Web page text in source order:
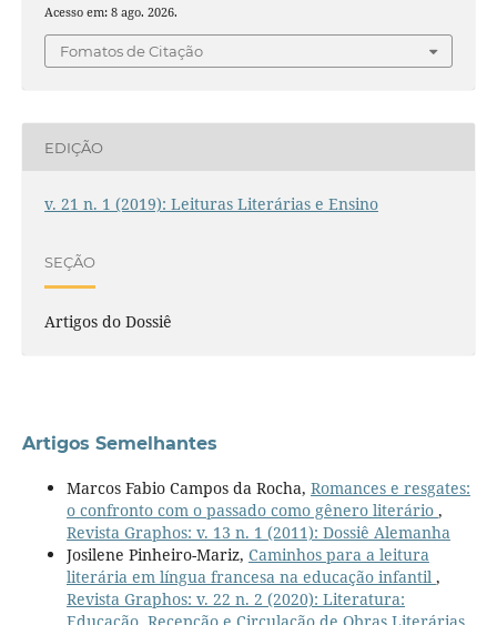
Acesso em: 8 ago. 2026.
Fomatos de Citação
EDIÇÃO
v. 21 n. 1 (2019): Leituras Literárias e Ensino
SEÇÃO
Artigos do Dossiê
Artigos Semelhantes
Marcos Fabio Campos da Rocha, Romances e resgates:
o confronto com o passado como gênero literário ,
Revista Graphos: v. 13 n. 1 (2011): Dossiê Alemanha
Josilene Pinheiro-Mariz, Caminhos para a leitura
literária em língua francesa na educação infantil ,
Revista Graphos: v. 22 n. 2 (2020): Literatura: